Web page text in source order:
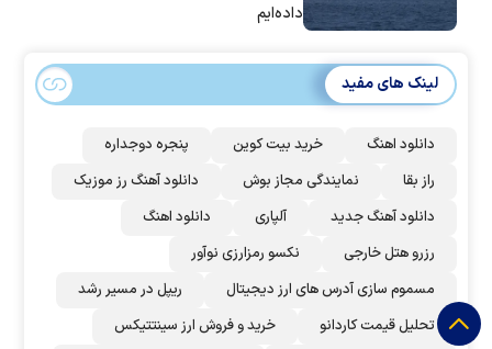
داده‌ایم
لینک های مفید
دانلود اهنگ خرید بیت کوین
پنجره دوجداره
راز بقا
نمایندگی مجاز بوش
دانلود آهنگ رز‌ موزیک
دانلود آهنگ جدید
آلپاری
دانلود اهنگ
رزرو هتل خارجی
نکسو رمزارزی نوآور
مسموم سازی آدرس های ارز دیجیتال
ریپل در مسیر رشد
تحلیل قیمت کاردانو
خرید و فروش ارز سینتتیکس